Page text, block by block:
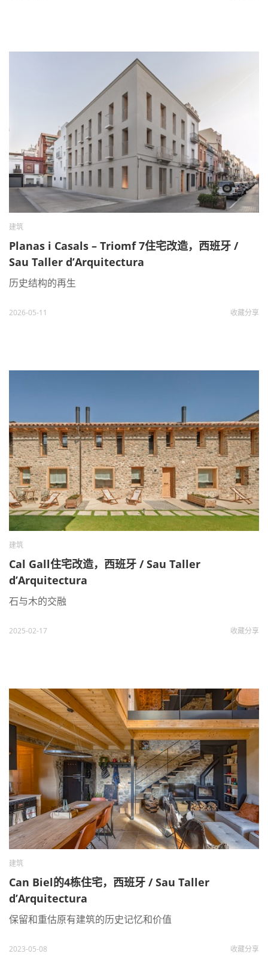
建筑
Planas i Casals – Triomf 7住宅改造，西班牙 /
Sau Taller d’Arquitectura
历史结构的再生
2026-05-11 收藏分享
建筑
Cal Gall住宅改造，西班牙 / Sau Taller
d’Arquitectura
石与木的交融
2025-02-17 收藏分享
建筑
Can Biel的4栋住宅，西班牙 / Sau Taller
d’Arquitectura
保留和重估原有建筑的历史记忆和价值
2023-05-08 收藏分享